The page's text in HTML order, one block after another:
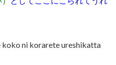
koko ni korarete ureshikatta